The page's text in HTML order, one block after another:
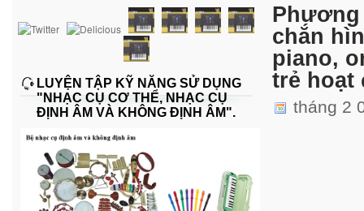
LUYỆN TẬP KỸ NĂNG SỬ DỤNG
"NHẠC CỤ CƠ THỂ, NHẠC CỤ
ĐỊNH ÂM VÀ KHÔNG ĐỊNH ÂM".
Phương
chắn
piano,
trẻ hoạt
tháng 2